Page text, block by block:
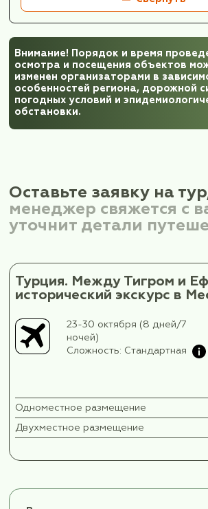
7 день 29 октября
Завтрак.
После завтрака мы
города, посетим
Мардин является одним из
который до сих пор
исторический облик.
В прошлом это был важный
Великом шёлковом пути.
сформировался уникальный
Мы посетим Музей Мардина,
археологические и
раскрывающее
После посещения музея мы
и увидим старинную мечеть
Зинджирье, расположенное
вплоть до территории